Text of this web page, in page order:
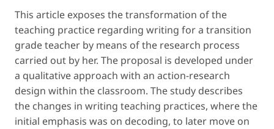
This article exposes the transformation of the
teaching practice regarding writing for a transition
grade teacher by means of the research process
carried out by her. The proposal is developed under
a qualitative approach with an action-research
design within the classroom. The study describes
the changes in writing teaching practices, where the
initial emphasis was on decoding, to later move on